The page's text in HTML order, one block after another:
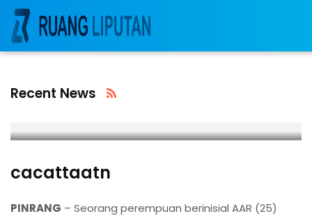
Recent News
cacattaatn
PINRANG – Seorang perempuan berinisial AAR (25)